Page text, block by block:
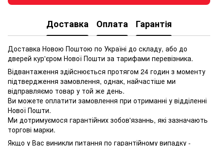
Доставка Оплата Гарантія
Доставка Новою Поштою по Україні до складу, або до
дверей кур'єром Нової Пошти за тарифами перевізника.
Відвантаження здійснюється протягом 24 годин з моменту
підтвердження замовлення, однак, найчастіше ми
відправляємо товар у той же день.
Ви можете оплатити замовлення при отриманні у відділенні
Нової Пошти.
Ми дотримуємося гарантійних зобов'язаннь, які зазначають
торгові марки.
Якщо у Вас виникли питання по гарантійному випадку -